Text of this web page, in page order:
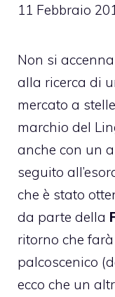
11 Febbraio
Non si
alla ricerca di
mercato a
marchio del
anche con un
seguito
che è stato
da parte della
ritorno che farà
palcoscenico
ecco che un